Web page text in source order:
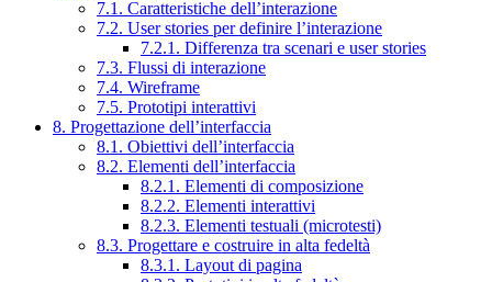
7.1. Caratteristiche dell’interazione
7.2. User stories per definire l’interazione
7.2.1. Differenza tra scenari e user stories
7.3. Flussi di interazione
7.4. Wireframe
7.5. Prototipi interattivi
8. Progettazione dell’interfaccia
8.1. Obiettivi dell’interfaccia
8.2. Elementi dell’interfaccia
8.2.1. Elementi di composizione
8.2.2. Elementi interattivi
8.2.3. Elementi testuali (microtesti)
8.3. Progettare e costruire in alta fedeltà
8.3.1. Layout di pagina